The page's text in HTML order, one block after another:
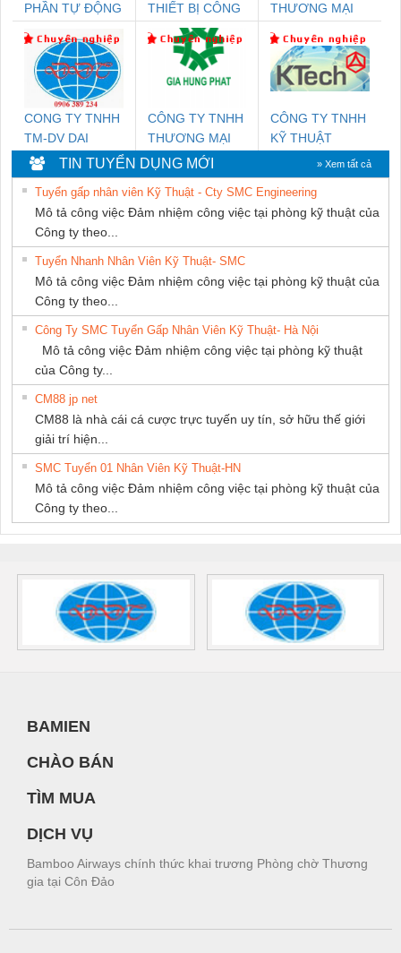
PHẦN TỰ ĐỘNG
THIẾT BỊ CÔNG
NGHIỆP NIHON
SETSUBI VIỆT
THƯƠNG MẠI
NAM
CONG TY TNHH
TM-DV DAI
DONG THANH
CÔNG TY TNHH
THƯƠNG MẠI
DỊCH VỤ KỸ
THUẬT ĐIỆN CƠ
GIA HƯNG
PHÁT
CÔNG TY TNHH
KỸ THUẬT
KTECH VIỆT
NAM
TIN TUYỂN DỤNG MỚI » Xem tất cả
Tuyển gấp nhân viên Kỹ Thuật - Cty SMC Engineering
Mô tả công việc Đảm nhiệm công việc tại phòng kỹ thuật của
Công ty theo...
Tuyển Nhanh Nhân Viên Kỹ Thuật- SMC
Mô tả công việc Đảm nhiệm công việc tại phòng kỹ thuật của
Công ty theo...
Công Ty SMC Tuyển Gấp Nhân Viên Kỹ Thuật- Hà Nội
Mô tả công việc Đảm nhiệm công việc tại phòng kỹ thuật
của Công ty...
CM88 jp net
CM88 là nhà cái cá cược trực tuyến uy tín, sở hữu thế giới
giải trí hiện...
SMC Tuyển 01 Nhân Viên Kỹ Thuật-HN
Mô tả công việc Đảm nhiệm công việc tại phòng kỹ thuật của
Công ty theo...
BAMIEN
CHÀO BÁN
TÌM MUA
DỊCH VỤ
Bamboo Airways chính thức khai trương Phòng chờ Thương
gia tại Côn Đảo